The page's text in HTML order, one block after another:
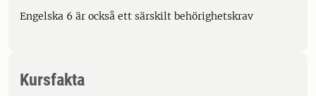
Engelska 6 är också ett särskilt behörighetskrav
Kursfakta